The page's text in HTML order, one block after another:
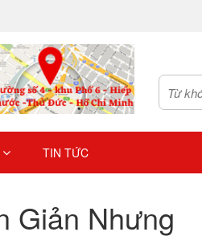
TIN TỨC
Giản Nhưng